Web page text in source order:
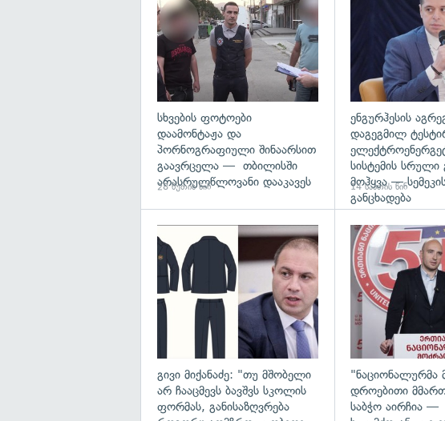
სხვების ფოტოები
დაამონტაჟა და
პორნოგრაფიული შინაარსით
გაავრცელა — თბილისში
არასრულწლოვანი დააკავეს
28 წუთის წინ
ენგურჰესის
დაგეგმილ
სისტემის სრული
მოჰყვა —
განცხადება
14 საათის წინ
გადახედვა
გივი მიქანაძე: "თუ მშობელი
არ ჩააცმევს ბავშვს სკოლის
ფორმას, განისაზღვრება
"ნაციონალურმა
დროებითი
საბჭო აირჩია —